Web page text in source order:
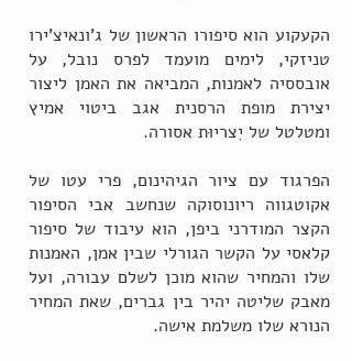
הקעקוע הוא סיפורו הראשון של ג'ונאיצ'ירו
טניזקי, לימים מועמד לפרס נובל, על
אובססיה לאמנות, המביאה את האמן ליצור
יצירת מופת הרסנית אגב ביטוי אמיץ
ומטלטל של יִצריוּת אסורה.
הפרגוד עם ציור הגיהינום, פרי עטו של
אקוטגווה ריונוסוקה שנחשב אבי הסיפור
הקצר המודרני ביפן, הוא עיבוד של סיפור
קלאסי על הקשר הגורלי שבין אמן, האמנות
שלו והמחיר שהוא מוכן לשלם עבורה, ועל
מאבק שליטה יהיר בין גברים, שאת המחיר
הנורא שלו משלמת אישה.